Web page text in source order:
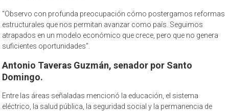
“Observo con profunda preocupación cómo postergamos reformas
estructurales que nos permitan avanzar como país. Seguimos
atrapados en un modelo económico que crece, pero que no genera
suficientes oportunidades”.
Antonio Taveras Guzmán, senador por Santo
Domingo.
Entre las áreas señaladas mencionó la educación, el sistema
eléctrico, la salud pública, la seguridad social y la permanencia de